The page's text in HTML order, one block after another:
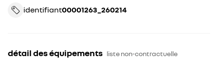
identifiant 00001263_260214
détail des équipements liste non-contractuelle